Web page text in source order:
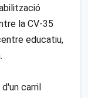
la CV-35
educatiu,
carril